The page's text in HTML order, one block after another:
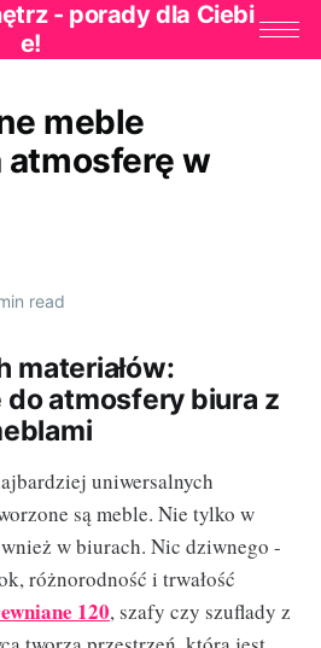
- porady dla Ciebi
e!
meble
atmosferę w
read
materiałów:
atmosfery biura z
uniwersalnych
są meble. Nie tylko w
w biurach. Nic dziwnego -
różnorodność i trwałość
120, szafy czy szuflady z